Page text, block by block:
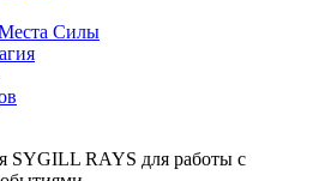
Силы
SYGILL RAYS для работы с